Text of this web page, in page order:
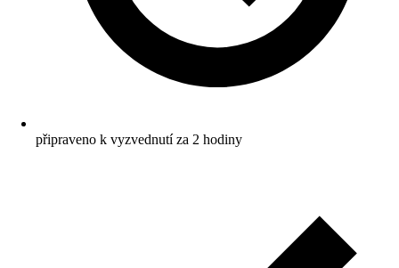
připraveno k vyzvednutí za 2 hodiny